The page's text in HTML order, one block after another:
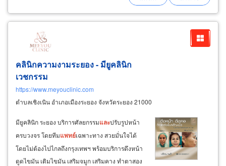
รังสิต ปทุมธานี เราพร้อมช่วยให้คุณรู้สึกมั่นใจและ
คลินิกความงามระยอง - มียูคลินิก
เวชกรรม
https://www.meyouclinic.com
ตำบลเชิงเนิน อำเภอเมืองระยอง จังหวัดระยอง 21000
มียูคลินิก ระยอง บริการศัลยกรรมและปรับรูปหน้า
ครบวงจร โดยทีมแพทย์เฉพาะทาง สวยมั่นใจได้
โดยไม่ต้องไปไกลถึงกรุงเทพฯ พร้อมบริการดึงหน้า
ดูดไขมัน เติมไขมัน เสริมจมูก เสริมคาง ทำตาสอง